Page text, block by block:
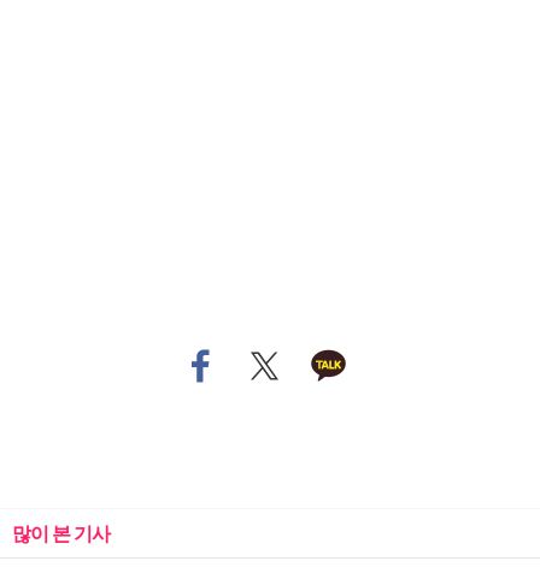
많이 본 기사